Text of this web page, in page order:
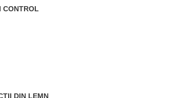
DIN LEMN
CONTROL